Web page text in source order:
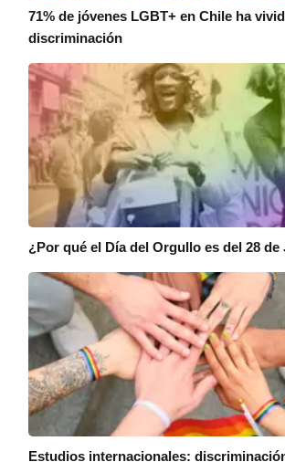
71% de jóvenes LGBT+ en Chile ha
discriminación
¿Por qué el Día del Orgullo es del 28 de
Estudios internacionales: